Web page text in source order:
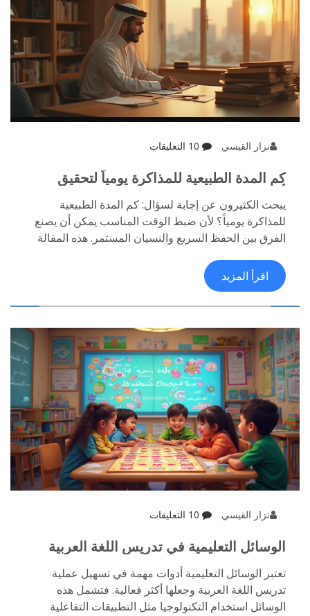
نزار القيسي
كم المدة الطبيعية للمذاكرة يومياً لتحقيق
يبحث الكثيرون عن إجابة لسؤال: كم المدة الطبيعية
للمذاكرة يومياً؟ لأن ضبط الوقت المناسب يمكن أن يصنع
الفرق بين الحفظ السريع والنسيان المستمر. هذه المقالة
استراتيجيات مدروسة لجعل ساعات الدراسة أكثر فعالية،
إضافة لنصائح عملية تجنبك الإرهاق وتزيد تركيزك. ستجد
أيضاً دراسات حديثة وأفكار مجربة لمساعدتك في تنظيم
اقرأ المزيد
نزار القيسي
الوسائل التعليمية في تدريس اللغة العربية
تعتبر الوسائل التعليمية أدوات مهمة في تسهيل عملية
تدريس اللغة العربية وجعلها أكثر فعالية. فتشمل هذه
الوسائل استخدام التكنولوجيا مثل التطبيقات التفاعلية